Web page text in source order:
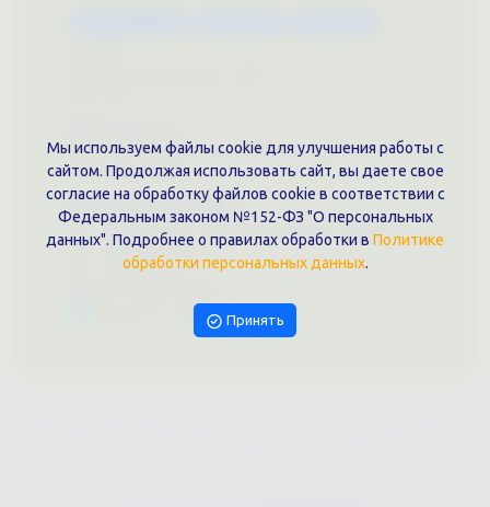
Политика обработки персональных данных
Публичная оферта
Контакты филиала
г. Краснодар, ул. Шоссе Нефтяников, 28, оф. 51
+7 (861)202-09-02
+7 (909)466-00-16
Написать в Telegram
Мы используем файлы cookie для улучшения работы с
сайтом. Продолжая использовать сайт, вы даете свое
согласие на обработку файлов cookie в соответствии с
Федеральным законом №152-ФЗ "О персональных
данных". Подробнее о правилах обработки в Политике
обработки персональных данных.
Принять